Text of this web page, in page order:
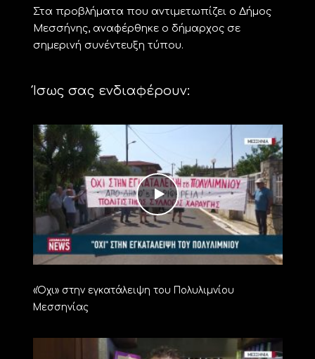
Στα προβλήματα που αντιμετωπίζει ο Δήμος
Μεσσήνης, αναφέρθηκε ο δήμαρχος σε
σημερινή συνέντευξη τύπου.
Ίσως σας ενδιαφέρουν:
«Όχι» στην εγκατάλειψη του Πολυλιμνίου
Μεσσηνίας